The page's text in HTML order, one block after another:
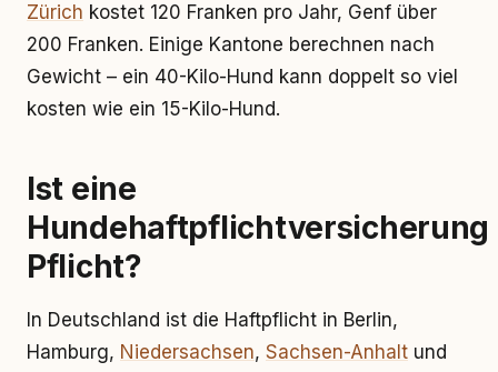
Zürich kostet 120 Franken pro Jahr, Genf über
200 Franken. Einige Kantone berechnen nach
Gewicht – ein 40-Kilo-Hund kann doppelt so viel
kosten wie ein 15-Kilo-Hund.
Ist eine
Hundehaftpflichtversicherung
Pflicht?
In Deutschland ist die Haftpflicht in Berlin,
Hamburg, Niedersachsen, Sachsen-Anhalt und